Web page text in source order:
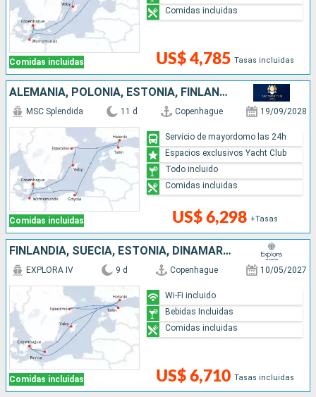
Comidas incluidas US$ 4,785 Tasas incluidas
Comidas incluidas
ALEMANIA, POLONIA, ESTONIA, FINLANDIA, SUECIA, DINAMARCA
Comidas incluidas
MSC Splendida 11 d Copenhague 19/09/2028
US$ 6,298 +Tasas
Servicio de mayordomo las 24h
Espacios exclusivos Yacht Club
Todo incluido
Comidas incluidas
FINLANDIA, SUECIA, ESTONIA, DINAMARCA
Comidas incluidas
EXPLORA IV 9 d Copenhague 10/05/2027
US$ 6,710 Tasas incluidas
Wi-Fi incluido
Bebidas Incluidas
Comidas incluidas